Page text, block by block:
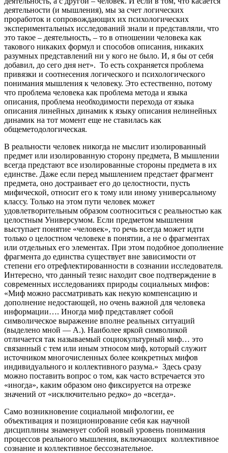
деятельности (и мышления), мы за счет логических
проработок и сопровождающих их психологических
экспериментальных исследований знали и представляли, что
это такое – деятельность, – то в отношении человека как
такового никаких формул и способов описания, никаких
разумных представлений ни у кого не было. И, я бы от себя
добавил, до сего дня нет». То есть сохраняется проблема
привязки и соотнесения логического и психологического
понимания мышления к человеку. Это естественно, потому
что проблема человека как проблема метода и языка
описания, проблема необходимости перехода от языка
описания линейных динамик к языку описания нелинейных
динамик на тот момент еще не ставилась как
общеметодологическая.
В реальности человек никогда не мыслит изолированный
предмет или изолированную сторону предмета, В мышлении
всегда предстают все изолированные стороны предмета в их
единстве. Даже если перед мышлением предстает фрагмент
предмета, оно достраивает его до целостности, пусть
мифической, относит его к тому или иному универсальному
классу. Только на этом пути человек может
удовлетворительным образом соотноситься с реальностью как
целостным Универсумом. Если предметом мышления
выступает понятие «человек», то речь всегда может идти
только о целостном человеке в понятии, а не о фрагментах
или отдельных его элементах. При этом подобное дополнение
фрагмента до единства существует вне зависимости от
степени его отрефлектированности в сознании исследователя.
Интересно, что данный тезис находит свое подтверждение в
современных исследованиях природы социальных мифов:
«Миф можно рассматривать как некую компенсацию и
дополнение недостающей, но очень важной для человека
информации…. Иногда миф представляет собой
символическое выражение вполне реальных ситуаций
(выделено мной — А.). Наиболее яркой символикой
отличается так называемый социокультурный миф… это
связанный с тем или иным этносом миф, который служит
источником многочисленных более конкретных мифов
индивидуального и коллективного разума.» Здесь сразу
можно поставить вопрос о том, как часто встречается это
«иногда», каким образом оно фиксируется на отрезке
значений от «исключительно редко» до «всегда».
Само возникновение социальной мифологии, ее
объективация и позиционирование себя как научной
дисциплины знаменует собой новый уровень понимания
процессов реального мышления, включающих коллективное
сознание и коллективное бессознательное.